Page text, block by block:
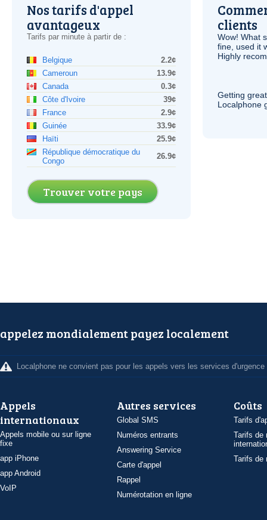
Nos tarifs d'appel
avantageux
Tarifs par minute à partir de :
Belgique
2.2¢
Cameroun
13.9¢
Canada
0.3¢
Côte d'Ivoire
39¢
France
2.9¢
Guinée
33.9¢
Haïti
25.9¢
République démocratique du
Congo
26.9¢
Trouver votre pays
clients
Wow! What
fine, used it
Highly
Getting
Localphone
appelez mondialement payez localement
Localphone ne convient pas pour les appels vers les services d'urgence
Appels
internationaux
Appels mobile ou sur ligne
fixe
app iPhone
app Android
VoIP
Autres services
Global SMS
Numéros entrants
Answering Service
Carte d'appel
Rappel
Numérotation en ligne
Coûts
Tarifs
Tarifs de
Tarifs de